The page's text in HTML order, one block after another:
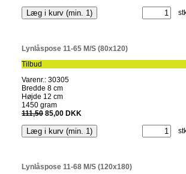
Lynlåspose 11-65 M/S (80x120)
Tilbud
Varenr.: 30305
Bredde 8 cm
Højde 12 cm
1450 gram
111,50 85,00 DKK
Lynlåspose 11-68 M/S (120x180)